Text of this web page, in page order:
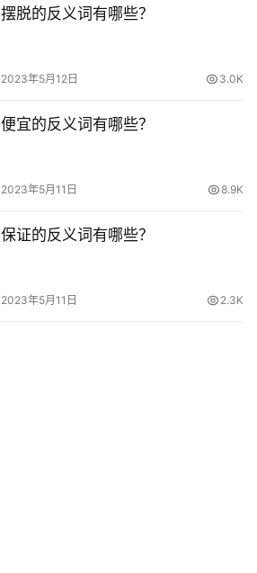
摆脱的反义词有哪些？
2023年5月12日 3.0K
便宜的反义词有哪些？
2023年5月11日 8.9K
保证的反义词有哪些？
2023年5月11日 2.3K